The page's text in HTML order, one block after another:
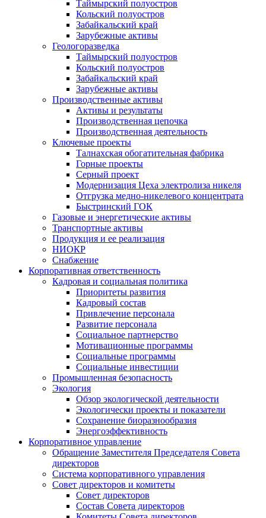
Таймырский полуостров
Кольский полуостров
Забайкальский край
Зарубежные активы
Геологоразведка
Таймырский полуостров
Кольский полуостров
Забайкальский край
Зарубежные активы
Производственные активы
Активы и результаты
Производственная цепочка
Производственная деятельность
Ключевые проекты
Талнахская обогатительная фабрика
Горные проекты
Серный проект
Модернизация Цеха электролиза никеля
Отгрузка медно-никелевого концентрата
Быстринский ГОК
Газовые и энергетические активы
Транспортные активы
Продукция и ее реализация
НИОКР
Снабжение
Корпоративная ответственность
Кадровая и социальная политика
Приоритеты развития
Кадровый состав
Привлечение персонала
Развитие персонала
Социальное партнерство
Мотивационные программы
Социальные программы
Социальные инвестиции
Промышленная безопасность
Экология
Обзор экологической деятельности
Экологически проекты и показатели
Сохранение биоразнообразия
Энергоэффективность
Корпоративное управление
Обращение Заместителя Председателя Совета
директоров
Система корпоративного управления
Совет директоров и комитеты
Совет директоров
Состав Совета директоров